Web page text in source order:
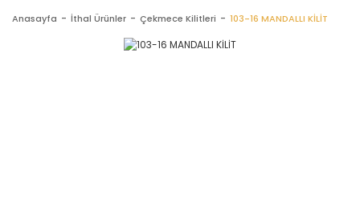
Anasayfa İthal Ürünler Çekmece Kilitleri 103-16 MANDALLI KİLİT